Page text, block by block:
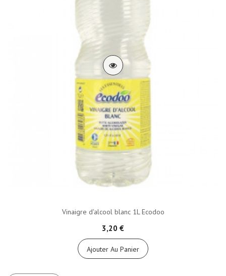
Vinaigre d'alcool blanc 1L Ecodoo
3,20 €
Ajouter Au Panier